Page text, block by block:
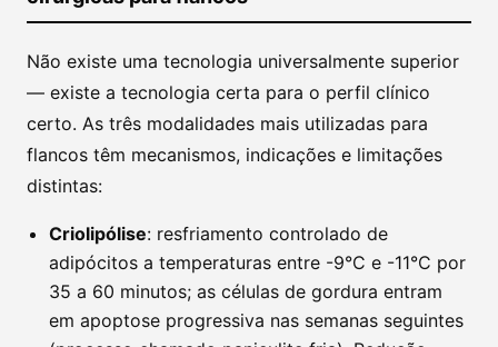
Não existe uma tecnologia universalmente superior
— existe a tecnologia certa para o perfil clínico
certo. As três modalidades mais utilizadas para
flancos têm mecanismos, indicações e limitações
distintas:
Criolipólise: resfriamento controlado de
adipócitos a temperaturas entre -9°C e -11°C por
35 a 60 minutos; as células de gordura entram
em apoptose progressiva nas semanas seguintes